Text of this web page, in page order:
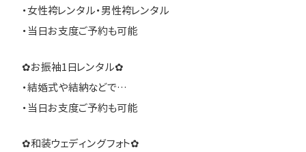
・女性袴レンタル・男性袴レンタル
・当日お支度ご予約も可能
✿お振袖1日レンタル✿
・結婚式や結納などで…
・当日お支度ご予約も可能
✿和装ウェディングフォト✿